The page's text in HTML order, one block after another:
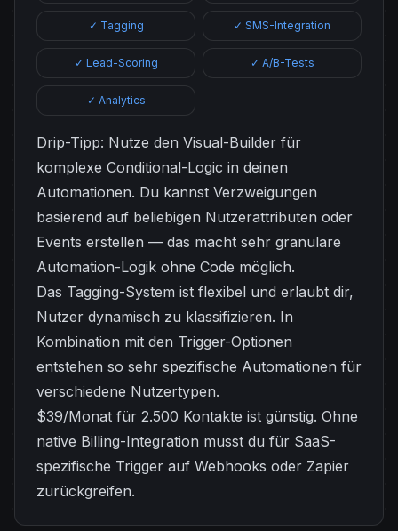
✓ Tagging ✓ SMS-Integration
✓ Lead-Scoring ✓ A/B-Tests
✓ Analytics
Drip-Tipp: Nutze den Visual-Builder für
komplexe Conditional-Logic in deinen
Automationen. Du kannst Verzweigungen
basierend auf beliebigen Nutzerattributen oder
Events erstellen — das macht sehr granulare
Automation-Logik ohne Code möglich.
Das Tagging-System ist flexibel und erlaubt dir,
Nutzer dynamisch zu klassifizieren. In
Kombination mit den Trigger-Optionen
entstehen so sehr spezifische Automationen für
verschiedene Nutzertypen.
$39/Monat für 2.500 Kontakte ist günstig. Ohne
native Billing-Integration musst du für SaaS-
spezifische Trigger auf Webhooks oder Zapier
zurückgreifen.